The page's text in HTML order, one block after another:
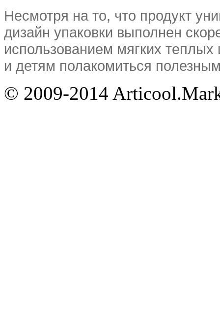
Несмотря на то, что продукт
дизайн упаковки выполнен
использованием мягких
и детям полакомиться
© 2009-2014